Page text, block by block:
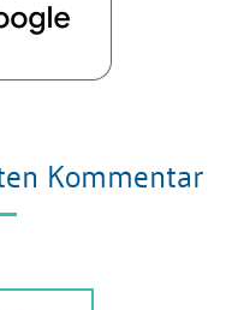
Kommentar